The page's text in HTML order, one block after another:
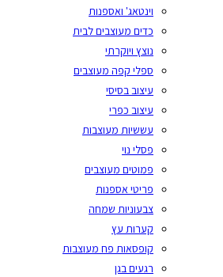
וינטאג' ואספנות
כדים מעוצבים לבית
נוצץ ויוקרתי
ספלי קפה מעוצבים
עיצוב בסיסי
עיצוב כפרי
עששיות מעוצבות
פסלי נוי
פמוטים מעוצבים
פריטי אספנות
צבעוניות שמחה
קערות עץ
קופסאות פח מעוצבות
רגעים בגן